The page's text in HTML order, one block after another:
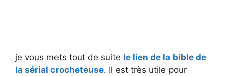
je vous mets tout de suite le lien de la bible de
la sérial crocheteuse. Il est très utile pour